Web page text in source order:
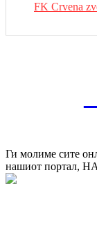
FK Crvena
Ги молиме сите
нашиот портал,